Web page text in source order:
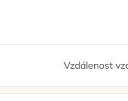
Vzdálenost